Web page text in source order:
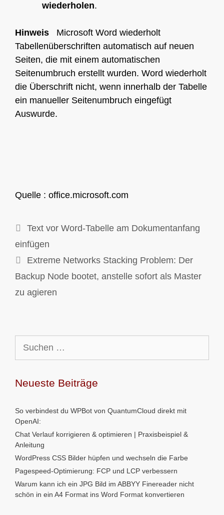
wiederholen.
Hinweis
Microsoft Word wiederholt
Tabellenüberschriften automatisch auf neuen
Seiten, die mit einem automatischen
Seitenumbruch erstellt wurden. Word wiederholt
die Überschrift nicht, wenn innerhalb der Tabelle
ein manueller Seitenumbruch eingefügt
Auswurde.
Quelle : office.microsoft.com
Text vor Word-Tabelle am Dokumentanfang
einfügen
Extreme Networks Stacking Problem: Der
Backup Node bootet, anstelle sofort als Master
zu agieren
nach:
Neueste Beiträge
So verbindest du WPBot von QuantumCloud direkt mit
OpenAI:
Chat Verlauf korrigieren & optimieren | Praxisbeispiel &
Anleitung
WordPress CSS Bilder hüpfen und wechseln die Farbe
Pagespeed-Optimierung: FCP und LCP verbessern
Warum kann ich ein JPG Bild im ABBYY Finereader nicht
schön in ein A4 Format ins Word Format konvertieren